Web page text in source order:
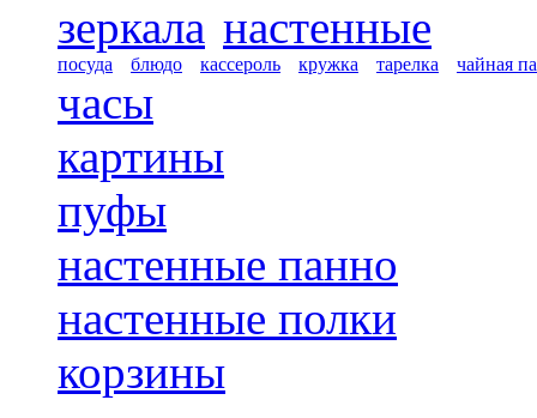
зеркала настенные
посуда блюдо кассероль кружка тарелка чайная
часы
картины
пуфы
настенные панно
настенные полки
корзины